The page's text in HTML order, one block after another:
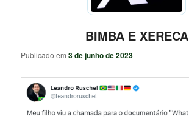
BIMBA E XERECA
Publicado em3 de junho de 2023